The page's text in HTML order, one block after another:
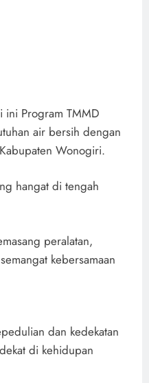
ini Program TMMD
air bersih dengan
Wonogiri.
hangat di tengah
peralatan,
kebersamaan
dan kedekatan
di kehidupan